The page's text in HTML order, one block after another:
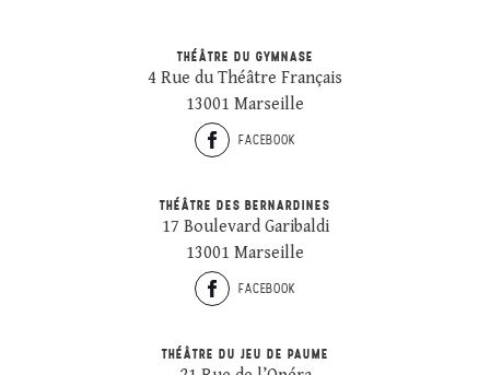
THÉÂTRE DU GYMNASE
4 Rue du Théâtre Français
13001 Marseille
FACEBOOK
THÉÂTRE DES BERNARDINES
17 Boulevard Garibaldi
13001 Marseille
FACEBOOK
THÉÂTRE DU JEU DE PAUME